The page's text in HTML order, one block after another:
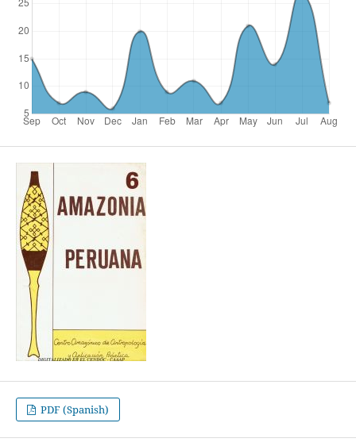
PDF (Spanish)